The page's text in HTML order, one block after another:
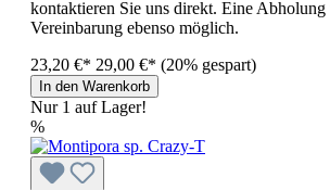
kontaktieren Sie uns direkt. Eine
Vereinbarung ebenso möglich.
23,20 €* 29,00 €* (20% gespart)
In den Warenkorb
Nur 1 auf Lager!
%